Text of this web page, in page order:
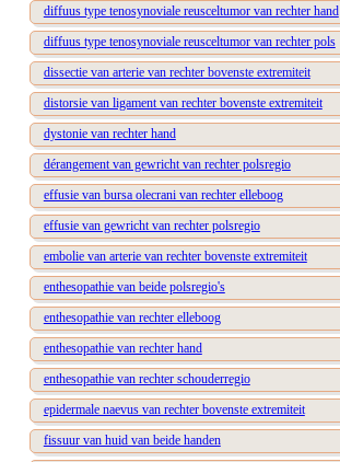
diffuus type tenosynoviale reusceltumor van rechter hand
diffuus type tenosynoviale reusceltumor van rechter pols
dissectie van arterie van rechter bovenste extremiteit
distorsie van ligament van rechter bovenste extremiteit
dystonie van rechter hand
dérangement van gewricht van rechter polsregio
effusie van bursa olecrani van rechter elleboog
effusie van gewricht van rechter polsregio
embolie van arterie van rechter bovenste extremiteit
enthesopathie van beide polsregio's
enthesopathie van rechter elleboog
enthesopathie van rechter hand
enthesopathie van rechter schouderregio
epidermale naevus van rechter bovenste extremiteit
fissuur van huid van beide handen